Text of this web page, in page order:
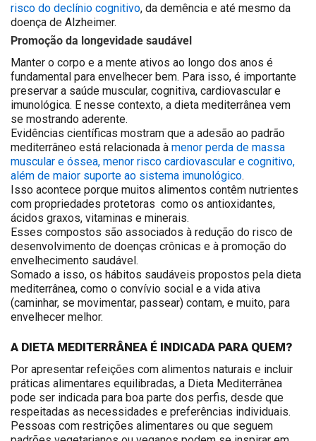
risco do declínio cognitivo, da demência e até mesmo da
doença de Alzheimer.
Promoção da longevidade saudável
Manter o corpo e a mente ativos ao longo dos anos é
fundamental para envelhecer bem. Para isso, é importante
preservar a saúde muscular, cognitiva, cardiovascular e
imunológica. E nesse contexto, a dieta mediterrânea vem
se mostrando aderente.
Evidências científicas mostram que a adesão ao padrão
mediterrâneo está relacionada à menor perda de massa
muscular e óssea, menor risco cardiovascular e cognitivo,
além de maior suporte ao sistema imunológico.
Isso acontece porque muitos alimentos contêm nutrientes
com propriedades protetoras como os antioxidantes,
ácidos graxos, vitaminas e minerais.
Esses compostos são associados à redução do risco de
desenvolvimento de doenças crônicas e à promoção do
envelhecimento saudável.
Somado a isso, os hábitos saudáveis propostos pela dieta
mediterrânea, como o convívio social e a vida ativa
(caminhar, se movimentar, passear) contam, e muito, para
envelhecer melhor.
A DIETA MEDITERRÂNEA É INDICADA PARA QUEM?
Por apresentar refeições com alimentos naturais e incluir
práticas alimentares equilibradas, a Dieta Mediterrânea
pode ser indicada para boa parte dos perfis, desde que
respeitadas as necessidades e preferências individuais.
Pessoas com restrições alimentares ou que seguem